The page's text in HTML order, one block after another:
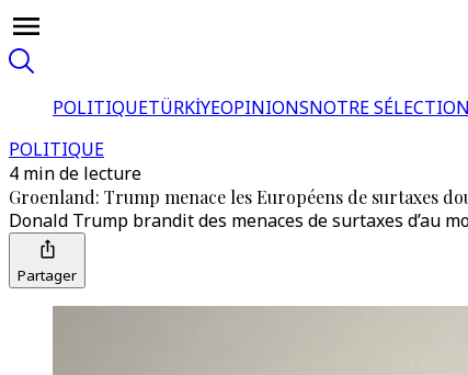
POLITIQUETÜRKİYEOPINIONSNOTRE SÉLECTION
POLITIQUE
4 min de lecture
Groenland: Trump menace les Européens de surtaxes
Donald Trump brandit des menaces de surtaxes d’au
Partager